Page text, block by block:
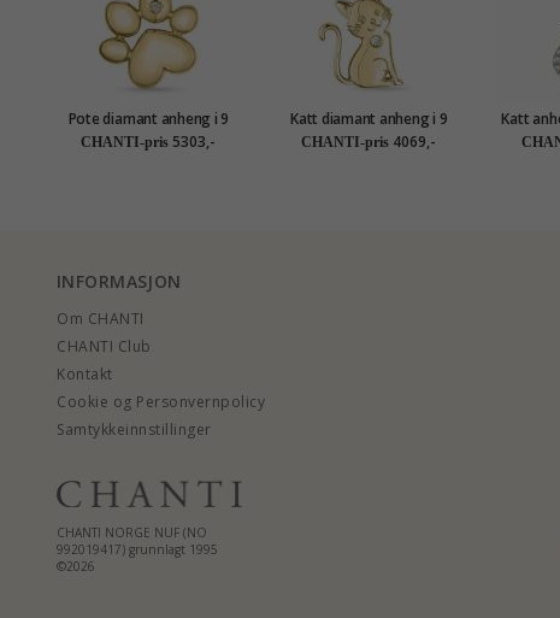
Pote diamant anheng i 9
karat gull 0,01 ct
CHANTI-pris 5303,-
Katt diamant anheng i 9
karat gull 0,01 ct
CHANTI-pris 4069,-
Katt
INFORMASJON
Om CHANTI
CHANTI Club
Kontakt
Cookie og Personvernpolicy
Samtykkeinnstillinger
CHANTI NORGE NUF (NO
992019417) grunnlagt 1995
©2026